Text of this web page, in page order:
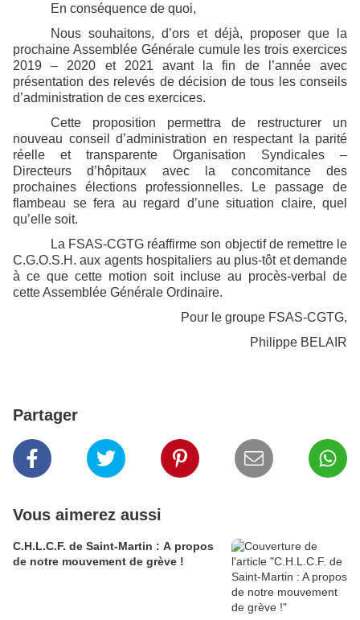
En conséquence de quoi,
Nous souhaitons, d’ors et déjà, proposer que la
prochaine Assemblée Générale cumule les trois exercices
2019 – 2020 et 2021 avant la fin de l’année avec
présentation des relevés de décision de tous les conseils
d’administration de ces exercices.
Cette proposition permettra de restructurer un
nouveau conseil d’administration en respectant la parité
réelle et transparente Organisation Syndicales –
Directeurs d’hôpitaux avec la concomitance des
prochaines élections professionnelles. Le passage de
flambeau se fera au regard d’une situation claire, quel
qu’elle soit.
La FSAS-CGTG réaffirme son objectif de remettre le
C.G.O.S.H. aux agents hospitaliers au plus-tôt et demande
à ce que cette motion soit incluse au procès-verbal de
cette Assemblée Générale Ordinaire.
Pour le groupe FSAS-CGTG,
Philippe BELAIR
Partager
Vous aimerez aussi
C.H.L.C.F. de Saint-Martin : A propos
de notre mouvement de grève !